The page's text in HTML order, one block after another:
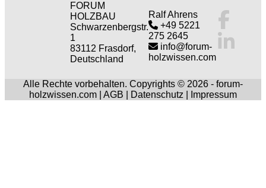
FORUM
HOLZBAU
Schwarzenbergstr.
1
83112 Frasdorf,
Deutschland
Ralf Ahrens
+49 5221
275 2645
info@forum-
holzwissen.com
Alle Rechte vorbehalten. Copyrights © 2026 - forum-
holzwissen.com | AGB Datenschutz Impressum